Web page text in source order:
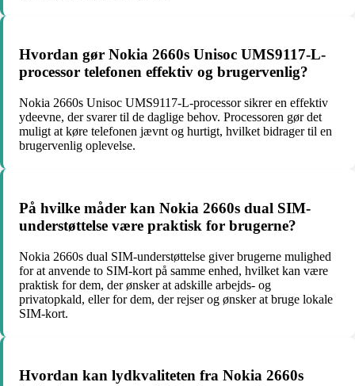
Hvordan gør Nokia 2660s Unisoc UMS9117-L-
processor telefonen effektiv og brugervenlig?
Nokia 2660s Unisoc UMS9117-L-processor sikrer en effektiv
ydeevne, der svarer til de daglige behov. Processoren gør det
muligt at køre telefonen jævnt og hurtigt, hvilket bidrager til en
brugervenlig oplevelse.
På hvilke måder kan Nokia 2660s dual SIM-
understøttelse være praktisk for brugerne?
Nokia 2660s dual SIM-understøttelse giver brugerne mulighed
for at anvende to SIM-kort på samme enhed, hvilket kan være
praktisk for dem, der ønsker at adskille arbejds- og
privatopkald, eller for dem, der rejser og ønsker at bruge lokale
SIM-kort.
Hvordan kan lydkvaliteten fra Nokia 2660s